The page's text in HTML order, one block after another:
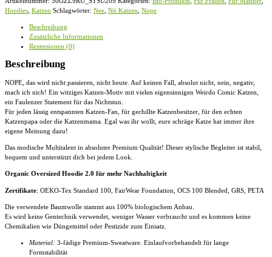
Katzen
-
Oversized
ST/ST
Hoodies Katzen Schlagwörter: Nee Nö Katzen Nope
Beschreibung
Zusätzliche Informationen
Rezensionen (0)
Beschreibung
NOPE, das wird nicht passieren, nicht heute. Auf keinen Fall, absolut nicht, nein, negativ,
mach ich nich! Ein witziges Katzen-Motiv mit vielen eigensinnigen Weirdo Comic Katzen,
ein Faulenzer Statement für das Nichtstun.
Für jeden lässig entspannten Katzen-Fan, für gechillte Katzenbesitzer, für den echten
Katzenpapa oder die Katzenmama. Egal was ihr wollt, eure schräge Katze hat immer ihre
eigene Meinung dazu!
Das modische Multitalent in absoluter Premium Qualität! Dieser stylische Begleiter ist stabil,
bequem und unterstützt dich bei jedem Look.
Organic Oversized Hoodie 2.0 für mehr Nachhaltigkeit
Zertifikate: OEKO-Tex Standard 100, FairWear Foundation, OCS 100 Blended, GRS, PETA
Die verwendete Baumwolle stammt aus 100% biologischem Anbau.
Es wird keine Gentechnik verwendet, weniger Wasser verbraucht und es kommen keine
Chemikalien wie Düngemittel oder Pestizide zum Einsatz.
Material: 3-fädige Premium-Sweatware. Einlaufvorbehandelt für lange
Formstabilität